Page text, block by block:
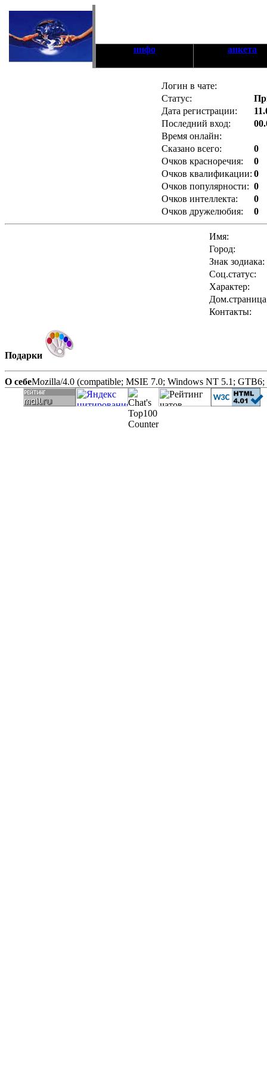
инфо анкета
Логин в чате:
Статус:
Дата регистрации:
Последний вход:
Время онлайн:
Сказано всего:
0
Очков красноречия:
0
Очков квалификации: 0
Очков популярности: 0
Очков интеллекта:
0
Очков дружелюбия:
0
Имя:
Город:
Знак зодиака:
Соц.статус:
Характер:
Контакты:
Подарки
О себеMozilla/4.0 (compatible; MSIE 7.0; Windows NT 5.1;